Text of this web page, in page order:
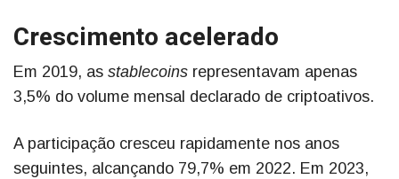
Crescimento acelerado
Em 2019, as stablecoins representavam apenas
3,5% do volume mensal declarado de criptoativos.
A participação cresceu rapidamente nos anos
seguintes, alcançando 79,7% em 2022. Em 2023,